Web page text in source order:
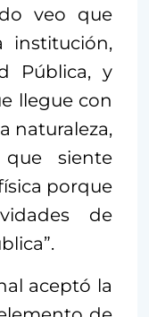
veo que
institución,
Pública, y
llegue con
naturaleza,
siente
porque
de
aceptó la